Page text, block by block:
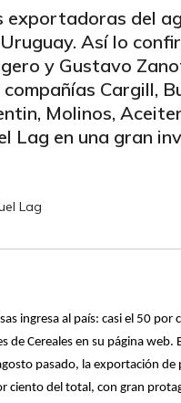
exportadoras del
Así lo
y Gustavo
Cargill,
Molinos,
Lag en una gran
Lag
ingresa al país: casi el 50
de Cereales en su página
pasado, la exportación
ciento del total, con gran